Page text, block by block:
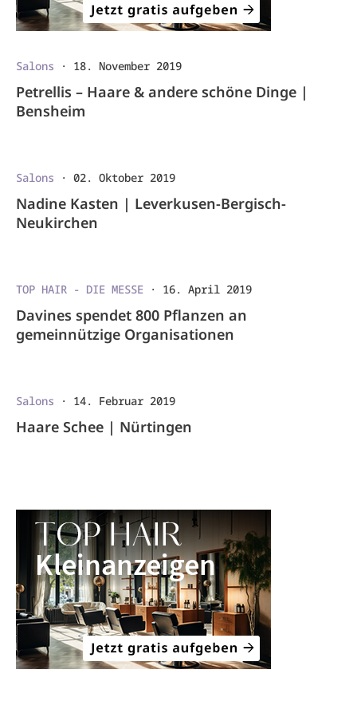
Salons · 18. November 2019
Petrellis – Haare & andere schöne Dinge |
Bensheim
Salons · 02. Oktober 2019
Nadine Kasten | Leverkusen-Bergisch-
Neukirchen
TOP HAIR - DIE MESSE · 16. April 2019
Davines spendet 800 Pflanzen an
gemeinnützige Organisationen
Salons · 14. Februar 2019
Haare Schee | Nürtingen